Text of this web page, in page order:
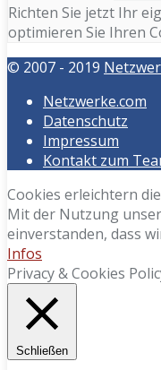
Richten Sie jetzt Ihr
optimieren Sie Ihren
© 2007 - 2019
Netzwerke.com
Datenschutz
Impressum
Kontakt zum
Cookies erleichtern
Mit der Nutzung
einverstanden, dass
Infos
Privacy & Cookies
Schließen